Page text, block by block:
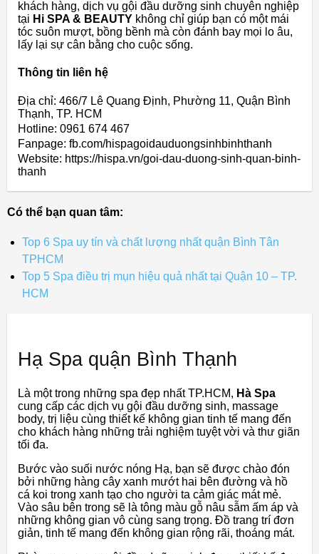
khách hàng, dịch vụ gội đầu dưỡng sinh chuyên nghiệp
tại Hi SPA & BEAUTY không chỉ giúp bạn có một mái
tóc suôn mượt, bồng bềnh mà còn đánh bay mọi lo âu,
lấy lại sự cân bằng cho cuộc sống.
Thông tin liên hệ
Địa chỉ: 466/7 Lê Quang Định, Phường 11, Quận Bình
Thạnh, TP. HCM
Hotline: 0961 674 467
Fanpage: fb.com/hispagoidauduongsinhbinhthanh
Website: https://hispa.vn/goi-dau-duong-sinh-quan-binh-
thanh
Có thể bạn quan tâm:
Top 6 Spa uy tín và chất lượng nhất quận Bình Tân
TPHCM
Top 5 Spa điều trị mụn hiệu quả nhất tại Quận 10 – TP.
HCM
Hạ Spa quận Bình Thạnh
Là một trong những spa đẹp nhất TP.HCM, Hà Spa
cung cấp các dịch vụ gội đầu dưỡng sinh, massage
body, trị liệu cùng thiết kế không gian tinh tế mang đến
cho khách hàng những trải nghiệm tuyệt vời và thư giãn
tối đa.
Bước vào suối nước nóng Hạ, bạn sẽ được chào đón
bởi những hàng cây xanh mướt hai bên đường và hồ
cá koi trong xanh tạo cho người ta cảm giác mát mẻ.
Vào sâu bên trong sẽ là tông màu gỗ nâu sẫm ấm áp và
những không gian vô cùng sang trọng. Đồ trang trí đơn
giản, tinh tế mang đến không gian rộng rãi, thoáng mát.